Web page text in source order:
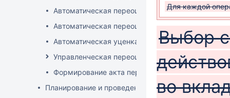
Автоматическая переоценка акционного товара
Автоматическая переоценка по прайсам и
Автоматическая уценка товаров
Управленческая переоценка
Формирование акта переоценки
Планирование и проведение акций
Для каждой
Выбор
во